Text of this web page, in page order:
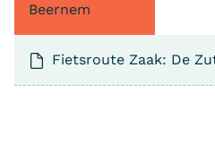
Beernem
Fietsroute Zaak: De